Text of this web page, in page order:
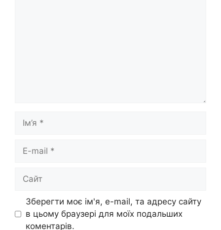
Ім’я
Сайт
Зберегти моє ім'я, e-mail, та адресу сайту
в цьому браузері для моїх подальших
коментарів.